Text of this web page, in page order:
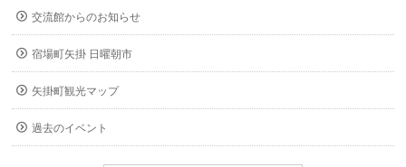
交流館からのお知らせ
宿場町矢掛 日曜朝市
矢掛町観光マップ
過去のイベント